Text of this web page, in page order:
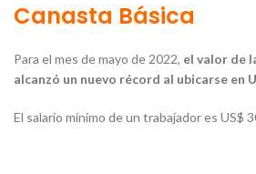
Canasta Básica
Para el mes de mayo de 2022, el valor de
alcanzó un nuevo récord al ubicarse en
El salario mínimo de un trabajador es US$